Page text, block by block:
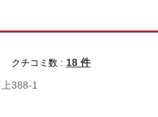
クチコミ数 : 18 件
388-1